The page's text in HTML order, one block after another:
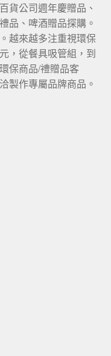
貨公司週年慶贈品、
品、啤酒贈品探購。
越來越多注重視環保
，從餐具吸管組，到
保商品/禮贈品客
製作專屬品牌商品。